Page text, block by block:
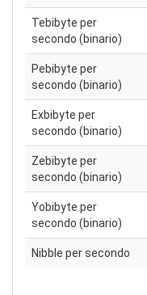
Tebibyte per
secondo (binario)
Pebibyte per
secondo (binario)
Exbibyte per
secondo (binario)
Zebibyte per
secondo (binario)
Yobibyte per
secondo (binario)
Nibble per secondo